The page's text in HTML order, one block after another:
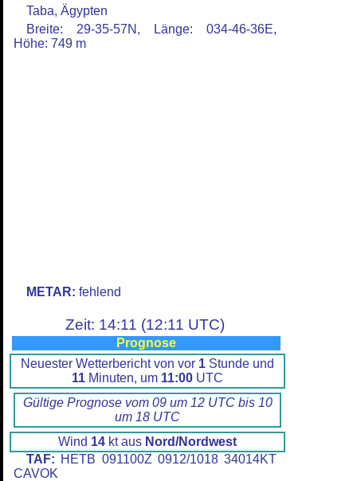
Taba, Ägypten
Breite: 29-35-57N, Länge: 034-46-36E,
Höhe: 749 m
METAR: fehlend
Zeit: 14:11 (12:11 UTC)
Prognose
Neuester Wetterbericht von vor 1 Stunde und
11 Minuten, um 11:00 UTC
Gültige Prognose vom 09 um 12 UTC bis 10
um 18 UTC
Wind 14 kt aus Nord/Nordwest
TAF: HETB 091100Z 0912/1018 34014KT
CAVOK